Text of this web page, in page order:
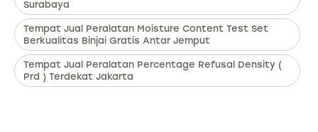
Surabaya
Tempat Jual Peralatan Moisture Content Test Set
Berkualitas Binjai Gratis Antar Jemput
Tempat Jual Peralatan Percentage Refusal Density (
Prd ) Terdekat Jakarta